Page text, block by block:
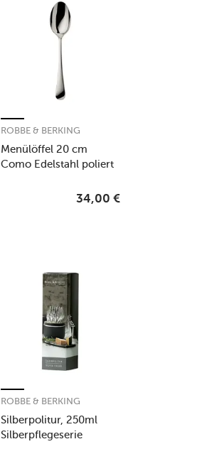
Menülöffel 20 cm
Como Edelstahl poliert
ROBBE & BERKING
34,00 €
Silberpolitur, 250ml
Silberpflegeserie
ROBBE & BERKING